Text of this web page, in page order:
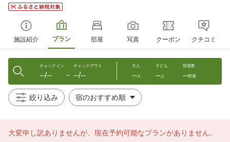
施設紹介 プラン 部屋 写真 クーポン クチコミ
チェックイン
--/-- 〜
チェックアウト
--/--
大人
--人
子ども
--人
部屋数
--部屋
絞り込み
大変申し訳ありませんが、現在予約可能なプランがありません。